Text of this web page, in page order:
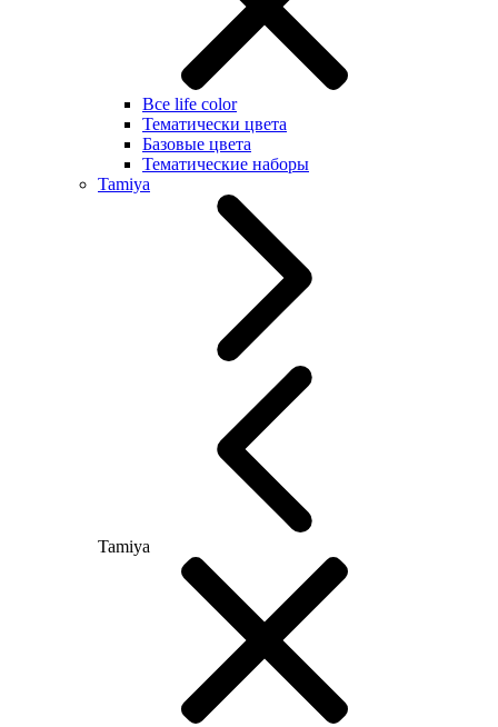
Все life color
Тематически цвета
Базовые цвета
Тематические наборы
Tamiya
Tamiya